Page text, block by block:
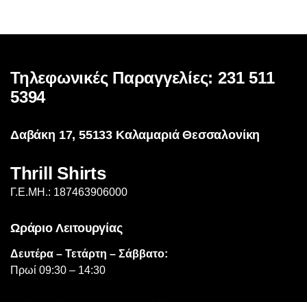
παραλλαγές.
επιλογές
μπορούν
στη
του
προϊόντος
Τηλεφωνικές Παραγγελίες: 231 511
5394
Δαβάκη 17, 55133 Καλαμαριά Θεσσαλονίκη
Thrill Shirts
Γ.Ε.ΜΗ.: 187463906000
Ωράριο Λειτουργίας
Δευτέρα – Τετάρτη – Σάββατο:
Πρωί 09:30 – 14:30